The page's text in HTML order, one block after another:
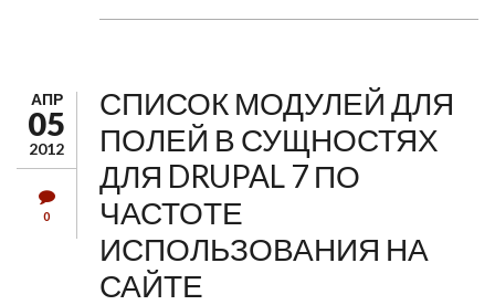
АПР
05
2012
0
СПИСОК МОДУЛЕЙ ДЛЯ
ПОЛЕЙ В СУЩНОСТЯХ
ДЛЯ DRUPAL 7 ПО
ЧАСТОТЕ
ИСПОЛЬЗОВАНИЯ НА
САЙТЕ